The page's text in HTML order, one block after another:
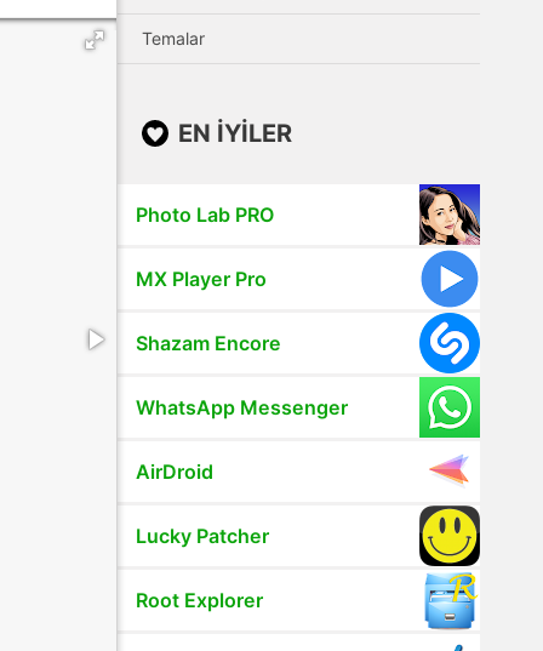
Temalar
EN IYILER
Photo Lab PRO
MX Player Pro
Shazam Encore
WhatsApp Messenger
AirDroid
Lucky Patcher
Root Explorer